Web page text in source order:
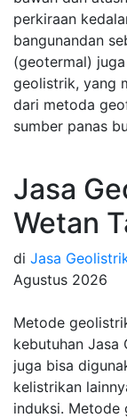
perkiraan
bangunandan
(geotermal)
geolistrik, yang
dari metoda
sumber panas
Jasa
Wetan
di Jasa
Agustus 2026
Metode
kebutuhan Jasa
juga bisa
kelistrikan
induksi. Metode